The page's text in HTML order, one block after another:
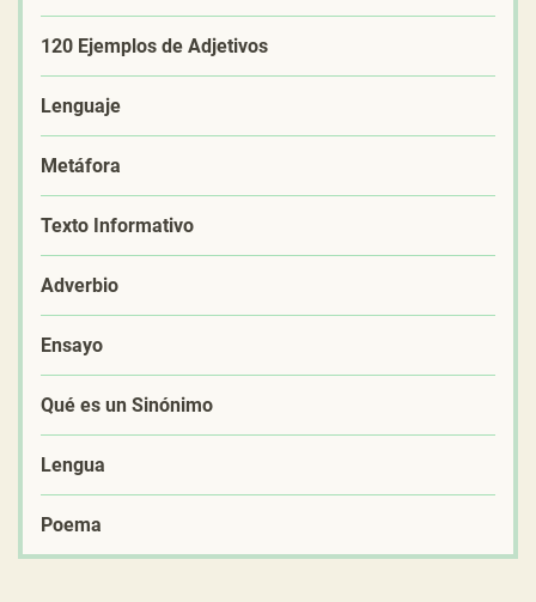
120 Ejemplos de Adjetivos
Lenguaje
Metáfora
Texto Informativo
Adverbio
Ensayo
Qué es un Sinónimo
Lengua
Poema